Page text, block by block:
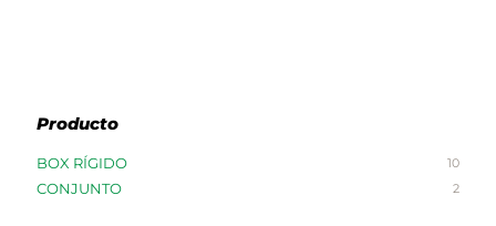
Producto
BOX RÍGIDO 10
CONJUNTO 2